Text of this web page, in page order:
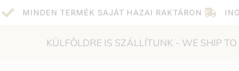
MINDEN TERMÉK SAJÁT HAZAI RAKTÁRON
KÜLFÖLDRE IS SZÁLLÍTUNK - WE SHIP TO